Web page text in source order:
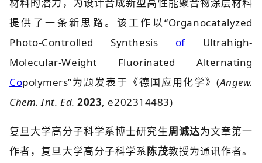
提供了一条新思路。该工作以“Organocatalyzed
Photo-Controlled Synthesis ofUltrahigh-
Molecular-Weight Fluorinated Alternating
Copolymers”为题发表于《德国应用化学》(Angew.
Chem. Int. Ed.2023, e202314483)
复旦大学高分子科学系博士研究生周诚达为文章第一
作者，复旦大学高分子科学系陈茂教授为通讯作者。